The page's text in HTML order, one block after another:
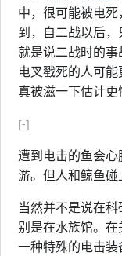
中，很可能被电
到，自二战以后
就是说二战时的
电叉戳死的人可能
真被滋一下估计更
[-]
遭到电击的鱼会
游。但人和鲸鱼碰
当然并不是说在
别是在水族馆。
一种特殊的电击